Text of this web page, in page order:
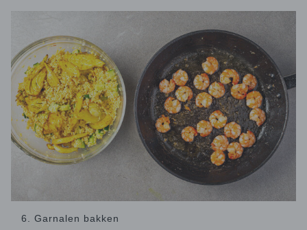
6. Garnalen bakken